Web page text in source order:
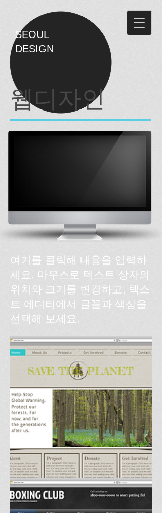
SEOUL
DESIGN
웹디자인
여기를 클릭해 내용을 입력하
세요. 마우스로 텍스트 상자의
위치와 크기를 변경하고, 텍스
트 에디터에서 글꼴과 색상을
선택해 보세요.